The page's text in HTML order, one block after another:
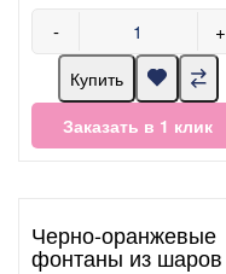
- +
Купить
Заказать в 1 клик
Черно-оранжевые
фонтаны из шаров